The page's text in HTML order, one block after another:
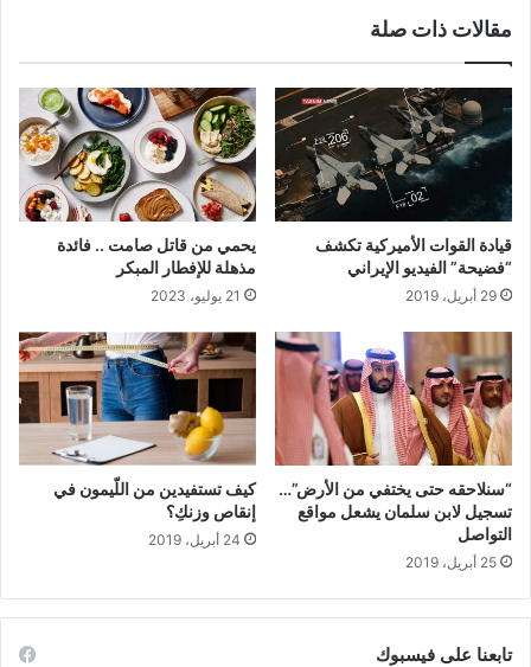
مقالات ذات صلة
قيادة القوات الأميركية تكشف
“فضيحة” الفيديو الإيراني
29 أبريل، 2019
يحمي من قاتل صامت .. فائدة
مذهلة للإفطار المبكر
21 يوليو، 2023
“سنلاحقه حتى يختفي من الأرض”…
تسجيل لابن سلمان يشعل مواقع
التواصل
25 أبريل، 2019
كيف تستفيدين من اللّيمون في
إنقاص وزنكِ؟
24 أبريل، 2019
تابعنا على فيسبوك